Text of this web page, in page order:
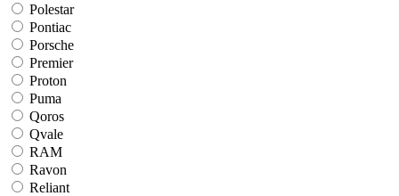
Polestar
Pontiac
Porsche
Premier
Proton
Puma
Qoros
Qvale
RAM
Ravon
Reliant